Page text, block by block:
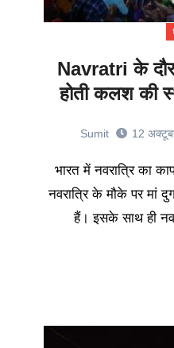
Navratri के
होती कलश की
Sumit 12
भारत में नवरात्रि का काफी महत्व माना जाता है, लोग
नवरात्रि के मौके पर मां
हैं। इसके साथ ही